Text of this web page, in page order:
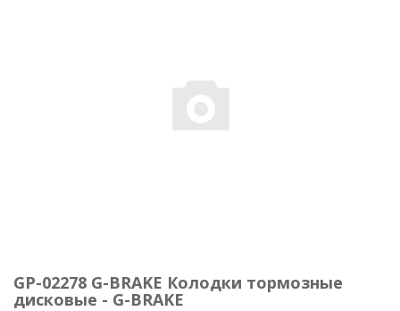
GP-02278 G-BRAKE Колодки тормозные
дисковые - G-BRAKE